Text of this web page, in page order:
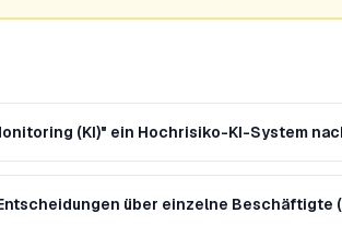
(KI)" ein Hochrisiko-KI-System
über einzelne Beschäftigte